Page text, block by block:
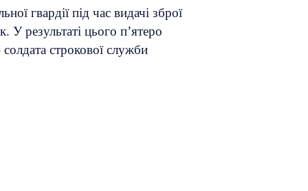
гвардії під час видачі зброї
У результаті цього п’ятеро
строкової служби